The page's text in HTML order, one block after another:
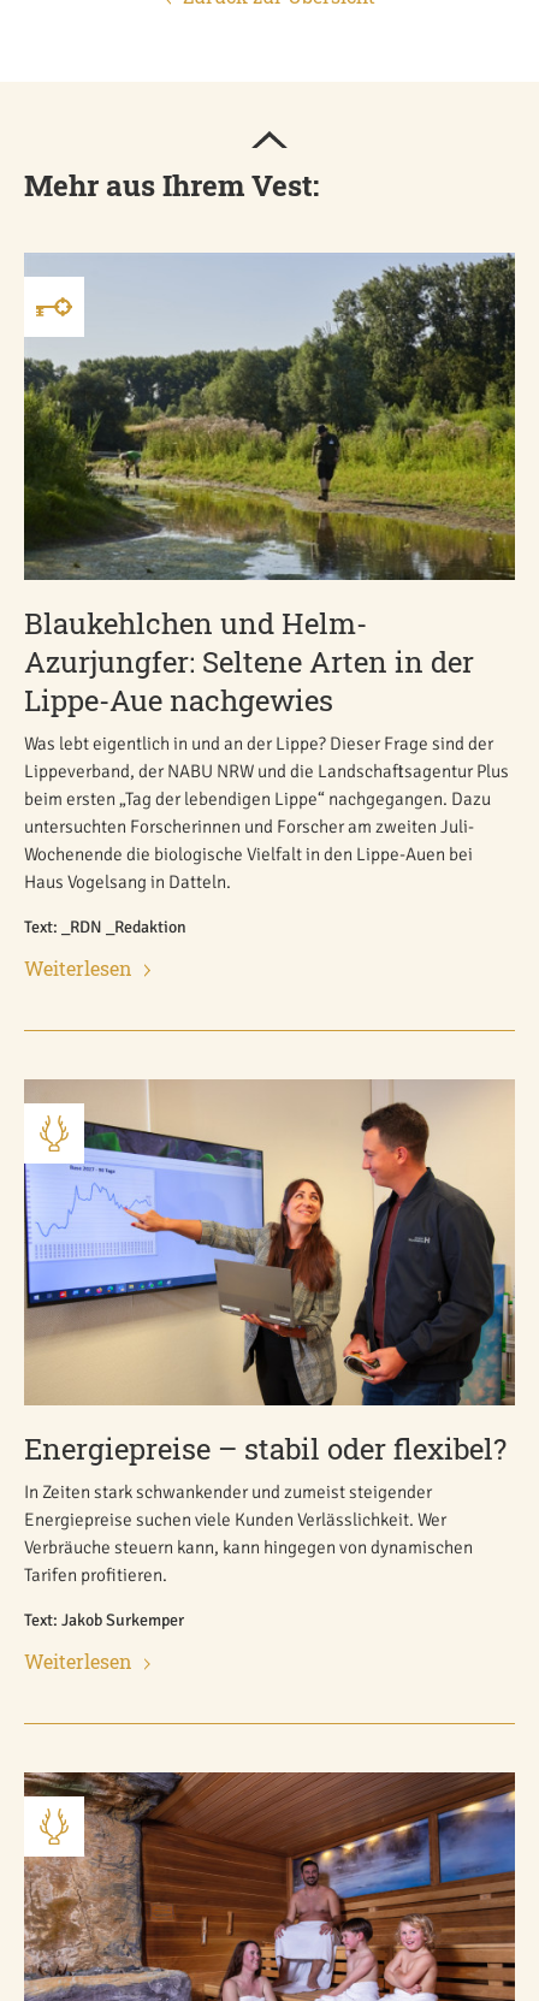
Mehr aus Ihrem Vest:
Blaukehlchen und Helm-
Azurjungfer: Seltene Arten in der
Lippe-Aue nachgewies
Was lebt eigentlich in und an der Lippe? Dieser Frage sind der
Lippeverband, der NABU NRW und die Landschaftsagentur Plus
beim ersten „Tag der lebendigen Lippe“ nachgegangen. Dazu
untersuchten Forscherinnen und Forscher am zweiten Juli-
Wochenende die biologische Vielfalt in den Lippe-Auen bei
Haus Vogelsang in Datteln.
Text: _RDN _Redaktion
Weiterlesen
Energiepreise – stabil oder flexibel?
In Zeiten stark schwankender und zumeist steigender
Energiepreise suchen viele Kunden Verlässlichkeit. Wer
Verbräuche steuern kann, kann hingegen von dynamischen
Tarifen profitieren.
Text: Jakob Surkemper
Weiterlesen